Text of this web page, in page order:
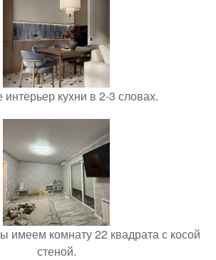
кухни в 2-3 словах.
имеем комнату 22 квадрата с косой
стеной.